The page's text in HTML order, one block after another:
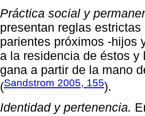
Práctica social y
presentan reglas
parientes próximos -hijos
a la residencia de éstos
gana a partir de la mano
(Sandstrom 2005, 155).
Identidad y pertenencia.